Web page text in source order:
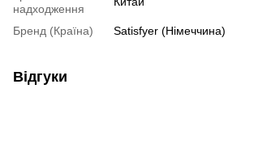
надходження
Бренд (Країна) Satisfyer (Німеччина)
Відгуки